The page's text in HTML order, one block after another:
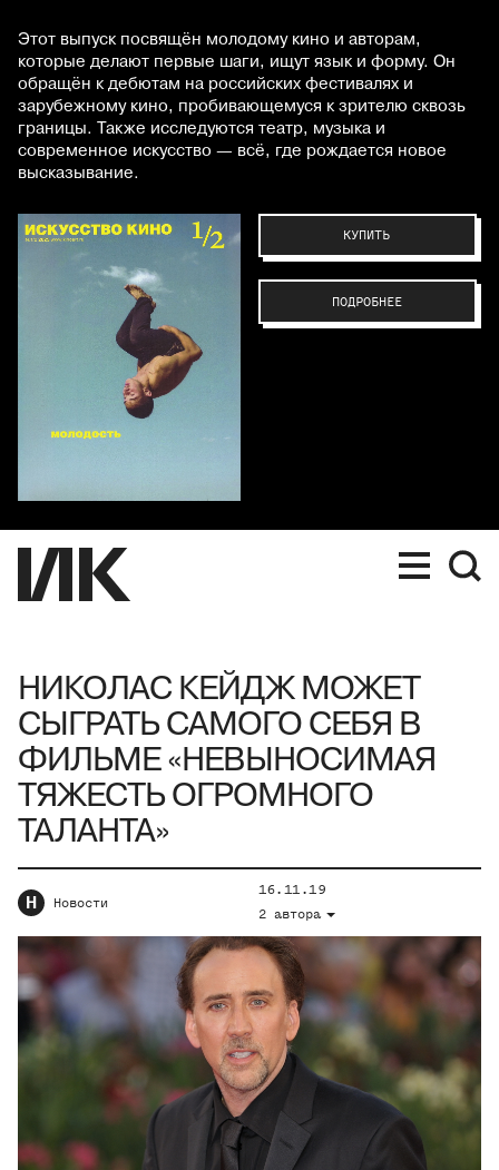
Этот выпуск посвящён молодому кино и авторам,
которые делают первые шаги, ищут язык и форму. Он
обращён к дебютам на российских фестивалях и
зарубежному кино, пробивающемуся к зрителю сквозь
границы. Также исследуются театр, музыка и
современное искусство — всё, где рождается новое
высказывание.
КУПИТЬ
ПОДРОБНЕЕ
НИКОЛАС КЕЙДЖ МОЖЕТ
СЫГРАТЬ САМОГО СЕБЯ В
ФИЛЬМЕ «НЕВЫНОСИМАЯ
ТЯЖЕСТЬ ОГРОМНОГО
ТАЛАНТА»
Н Новости
16.11.19
2 автора